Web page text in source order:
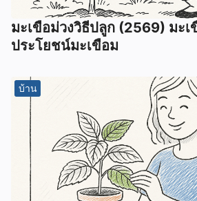
มะเขือม่วงวิธีปลูก (2569) มะ
ประโยชน์มะเขือม
บ้าน